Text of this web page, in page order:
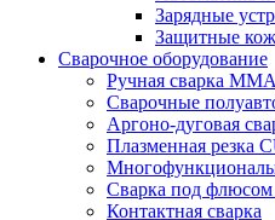
Зарядные
Защитные
Сварочное оборудование
Ручная сварка MMA
Сварочные
Аргоно-дуговая
Плазменная резка
Сварка под флюсом
Контактная сварка